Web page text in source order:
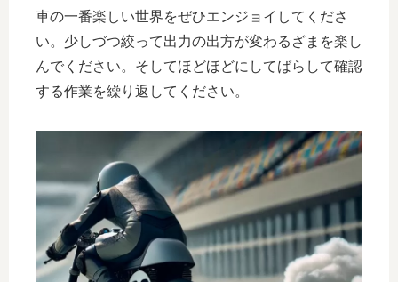
車の一番楽しい世界をぜひエンジョイしてくださ
い。少しづつ絞って出力の出方が変わるざまを楽し
んでください。そしてほどほどにしてばらして確認
する作業を繰り返してください。